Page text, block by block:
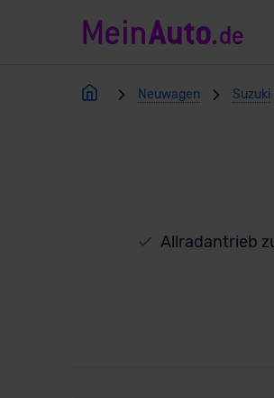
Neuwagen Suzuki
Allradantrieb